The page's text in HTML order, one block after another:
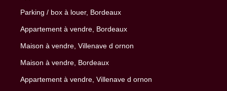
Parking / box à louer, Bordeaux
Appartement à vendre, Bordeaux
Maison à vendre, Villenave d ornon
Maison à vendre, Bordeaux
Appartement à vendre, Villenave d ornon